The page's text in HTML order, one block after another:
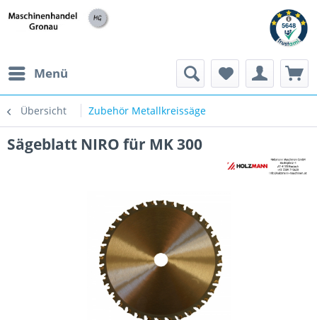
Menü
Übersicht Zubehör Metallkreissäge
Sägeblatt NIRO für MK 300